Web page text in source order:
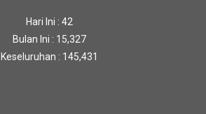
Hari Ini : 42
Bulan Ini : 15,327
Keseluruhan : 145,431